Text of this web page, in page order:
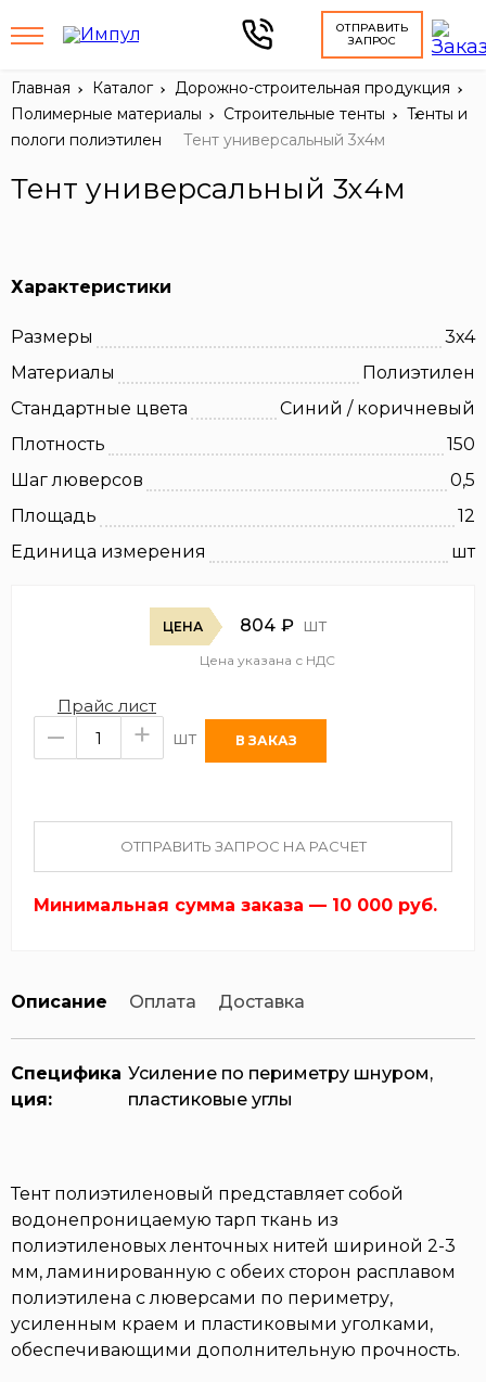
ОТПРАВИТЬ
ЗАПРОС
Главная Каталог
Дорожно-строительная продукция
Полимерные материалы
Строительные тенты
Тенты и
пологи полиэтилен
Тент универсальный 3х4м
Тент универсальный 3х4м
Характеристики
Размеры
3х4
Материалы
Полиэтилен
Стандартные цвета
Синий / коричневый
Плотность
150
Шаг люверсов
0,5
Площадь
12
Единица измерения
шт
ЦЕНА 804 ₽ шт
Цена указана с НДС
Прайс лист
– + шт
ОТПРАВИТЬ ЗАПРОС НА РАСЧЕТ
Минимальная сумма заказа — 10 000 руб.
Описание Оплата Доставка
Специфика
ция:
Усиление по периметру шнуром,
пластиковые углы
Тент полиэтиленовый представляет собой
водонепроницаемую тарп ткань из
полиэтиленовых ленточных нитей шириной 2-3
мм, ламинированную с обеих сторон расплавом
полиэтилена с люверсами по периметру,
усиленным краем и пластиковыми уголками,
обеспечивающими дополнительную прочность.